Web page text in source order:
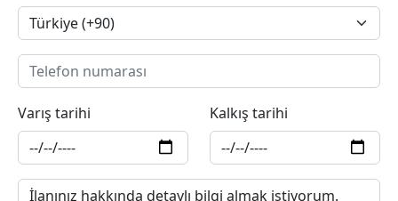
Varış tarihi Kalkış tarihi